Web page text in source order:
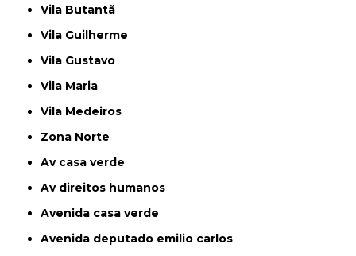
Vila Butantã
Vila Guilherme
Vila Gustavo
Vila Maria
Vila Medeiros
Zona Norte
av casa verde
av direitos humanos
avenida casa verde
avenida deputado emilio carlos